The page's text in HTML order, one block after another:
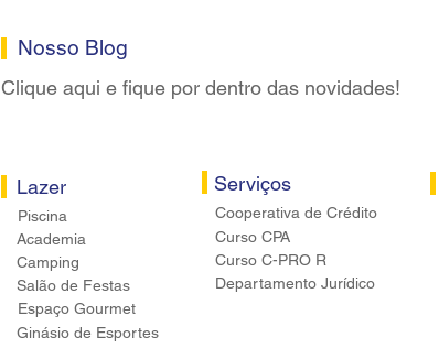
Nosso Blog
Clique aqui e fique por dentro das novidades!
Lazer
Piscina
Academia
Camping
Salão de Festas
Espaço Gourmet
Ginásio de Esportes
Serviços
Cooperativa de Crédito
Curso CPA
Curso C-PRO R
Departamento Jurídico